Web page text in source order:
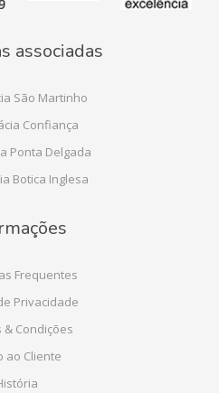
associadas
São Martinho
Confiança
Ponta Delgada
Botica Inglesa
Frequentes
Privacidade
& Condições
ao Cliente